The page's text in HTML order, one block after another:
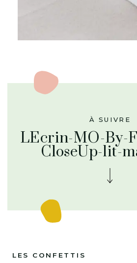
À SUIVRE
LEcrin-MO-By-
CloseUp-lit-
LES CONFETTIS